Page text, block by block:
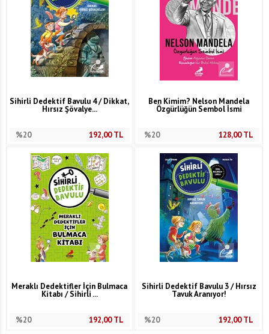
Sihirli Dedektif Bavulu 4 / Dikkat,
Hırsız Şövalye...
%20 192,00TL
Ben Kimim? Nelson Mandela
Özgürlüğün Sembol İsmi
%20 128,00TL
Meraklı Dedektifler İçin Bulmaca
Kitabı / Sihirli ...
%20 192,00TL
Sihirli Dedektif Bavulu 3 / Hırsız
Tavuk Aranıyor!
%20 192,00TL